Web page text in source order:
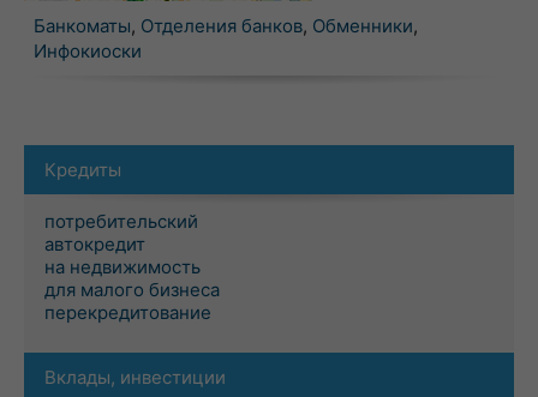
Банкоматы, Отделения банков, Обменники,
Инфокиоски
Кредиты
потребительский
автокредит
на недвижимость
для малого бизнеса
перекредитование
Вклады, инвестиции